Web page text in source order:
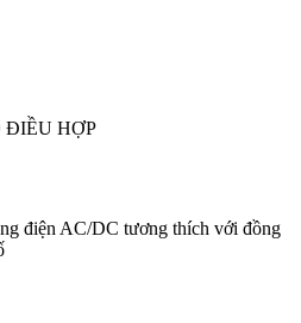
ĐIỀU HỢP
điện AC/DC tương thích với đồng